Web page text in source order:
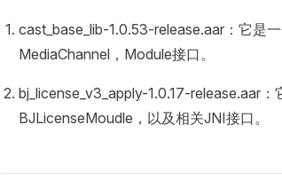
cast_base_lib-1.0.53-release.aar：它是
MediaChannel，Module接口。
bj_license_v3_apply-1.0.17-release.aar
BJLicenseMoudle，以及相关JNI接口。